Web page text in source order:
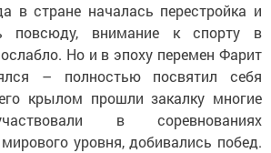
в стране началась перестройка и
повсюду, внимание к спорту в
Но и в эпоху перемен Фарит
– полностью посвятил себя
крылом прошли закалку многие
в соревнованиях
уровня, добивались побед.